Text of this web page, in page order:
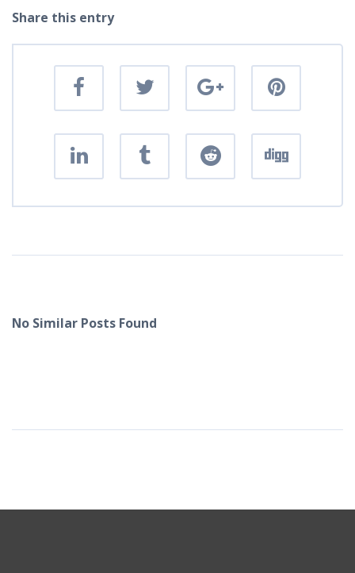
Share this entry
No Similar Posts Found